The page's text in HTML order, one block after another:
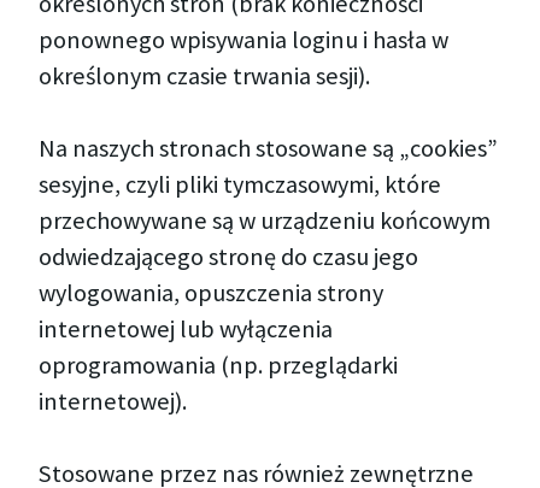
ponownego wpisywania loginu i hasła w
określonym czasie trwania sesji).
Na naszych stronach stosowane są „cookies”
sesyjne, czyli pliki tymczasowymi, które
przechowywane są w urządzeniu końcowym
odwiedzającego stronę do czasu jego
wylogowania, opuszczenia strony
internetowej lub wyłączenia
oprogramowania (np. przeglądarki
internetowej).
Stosowane przez nas również zewnętrzne